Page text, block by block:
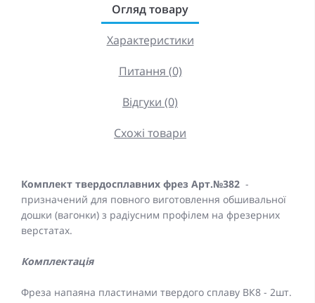
Огляд товару
Характеристики
Питання (0)
Відгуки (0)
Схожі товари
Комплект твердосплавних фрез Арт.№382 -
призначений для повного виготовлення обшивальної
дошки (вагонки) з радіусним профілем на фрезерних
верстатах.
Комплектація
Фреза напаяна пластинами твердого сплаву ВК8 - 2шт.